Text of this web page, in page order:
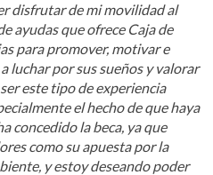
disfrutar de mi movilidad al
ayudas que ofrece Caja de
para promover, motivar e
luchar por sus sueños y valorar
este tipo de experiencia
el hecho de que haya
concedido la beca, ya que
como su apuesta por la
y estoy deseando poder